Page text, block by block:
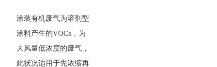
涂装有机废气为溶剂型
涂料产生的VOCs，为
大风量低浓度的废气，
此状况适用于先浓缩再